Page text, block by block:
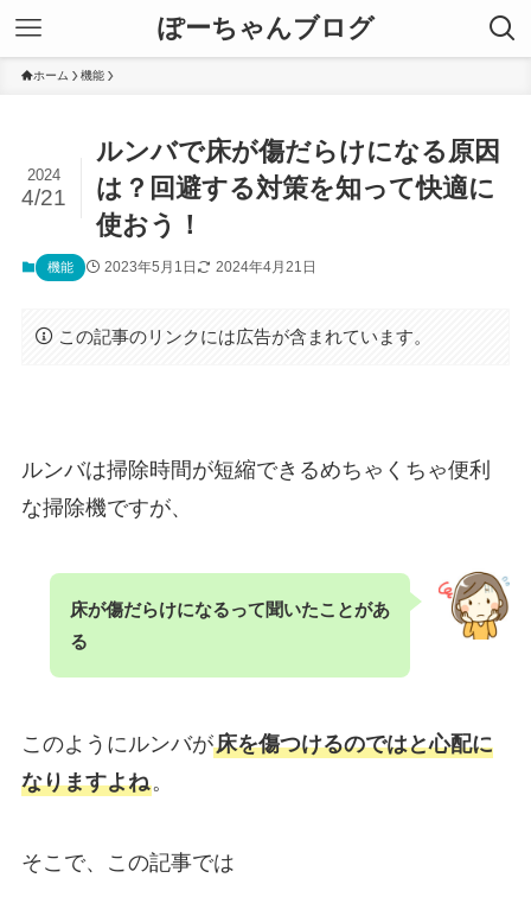
ぽーちゃんブログ
ホーム 機能
ルンバで床が傷だらけになる原因
は？回避する対策を知って快適に
使おう！
2024
4/21
機能 2023年5月1日 2024年4月21日
この記事のリンクには広告が含まれています。
ルンバは掃除時間が短縮できるめちゃくちゃ便利
な掃除機ですが、
床が傷だらけになるって聞いたことがあ
る
このようにルンバが床を傷つけるのではと心配に
なりますよね。
そこで、この記事では